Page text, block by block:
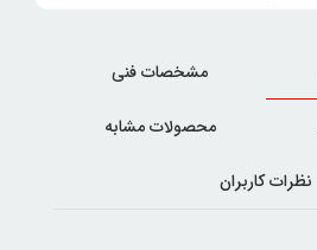
مشخصات فنی
محصولات مشابه
نظرات کاربران